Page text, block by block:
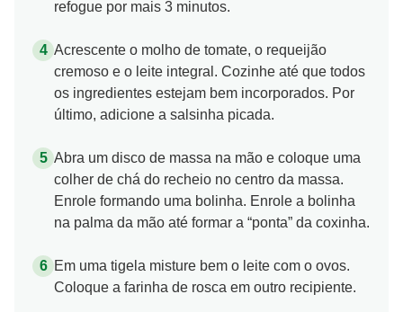
refogue por mais 3 minutos.
Acrescente o molho de tomate, o requeijão
cremoso e o leite integral. Cozinhe até que todos
os ingredientes estejam bem incorporados. Por
último, adicione a salsinha picada.
Abra um disco de massa na mão e coloque uma
colher de chá do recheio no centro da massa.
Enrole formando uma bolinha. Enrole a bolinha
na palma da mão até formar a “ponta” da coxinha.
Em uma tigela misture bem o leite com o ovos.
Coloque a farinha de rosca em outro recipiente.